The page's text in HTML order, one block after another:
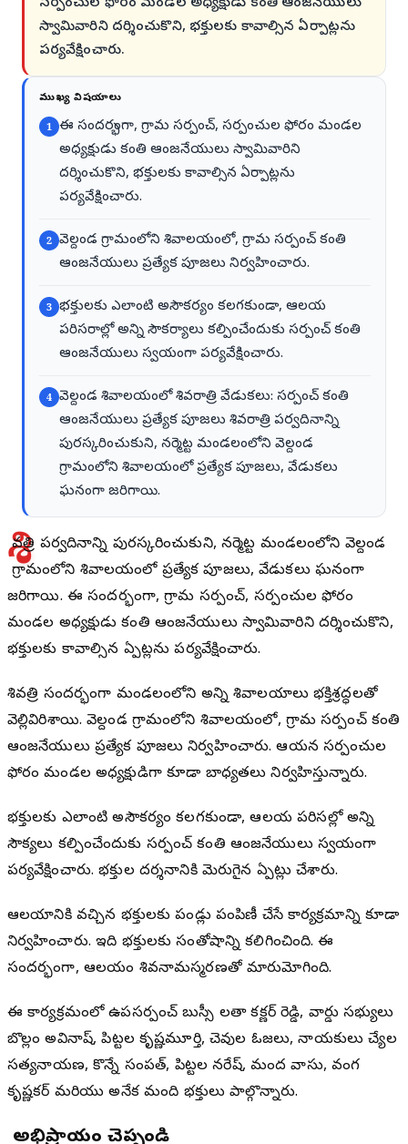
స్వామివారిని దర్శించుకొని, భక్తులకు కావాల్సిన ఏర్పాట్లను
పర్యవేక్షించారు.
ముఖ్య విషయాలు
1 ఈ సందర్భంగా, గ్రామ సర్పంచ్, సర్పంచుల ఫోరం మండల
అధ్యక్షుడు కంతి ఆంజనేయులు స్వామివారిని
దర్శించుకొని, భక్తులకు కావాల్సిన ఏర్పాట్లను
పర్యవేక్షించారు.
2 వెల్దండ గ్రామంలోని శివాలయంలో, గ్రామ సర్పంచ్ కంతి
ఆంజనేయులు ప్రత్యేక పూజలు నిర్వహించారు.
3 భక్తులకు ఎలాంటి అసౌకర్యం కలగకుండా, ఆలయ
పరిసరాల్లో అన్ని సౌకర్యాలు కల్పించేందుకు సర్పంచ్ కంతి
ఆంజనేయులు స్వయంగా పర్యవేక్షించారు.
4 వెల్దండ శివాలయంలో శివరాత్రి వేడుకలు: సర్పంచ్ కంతి
ఆంజనేయులు ప్రత్యేక పూజలు శివరాత్రి పర్వదినాన్ని
పురస్కరించుకుని, నర్మెట్ట మండలంలోని వెల్దండ
గ్రామంలోని శివాలయంలో ప్రత్యేక పూజలు, వేడుకలు
ఘనంగా జరిగాయి.
వరాత్రి పర్వదినాన్ని పురస్కరించుకుని, నర్మెట్ట మండలంలోని వెల్దండ
గ్రామంలోని శివాలయంలో ప్రత్యేక పూజలు, వేడుకలు ఘనంగా
జరిగాయి. ఈ సందర్భంగా, గ్రామ సర్పంచ్, సర్పంచుల ఫోరం
మండల అధ్యక్షుడు కంతి ఆంజనేయులు స్వామివారిని దర్శించుకొని,
భక్తులకు కావాల్సిన ఏర్పాట్లను పర్యవేక్షించారు.
శివరాత్రి సందర్భంగా మండలంలోని అన్ని శివాలయాలు భక్తిశ్రద్ధలతో
వెల్లివిరిశాయి. వెల్దండ గ్రామంలోని శివాలయంలో, గ్రామ సర్పంచ్ కంతి
ఆంజనేయులు ప్రత్యేక పూజలు నిర్వహించారు. ఆయన సర్పంచుల
ఫోరం మండల అధ్యక్షుడిగా కూడా బాధ్యతలు నిర్వహిస్తున్నారు.
భక్తులకు ఎలాంటి అసౌకర్యం కలగకుండా, ఆలయ పరిసరాల్లో అన్ని
సౌకర్యాలు కల్పించేందుకు సర్పంచ్ కంతి ఆంజనేయులు స్వయంగా
పర్యవేక్షించారు. భక్తుల దర్శనానికి మెరుగైన ఏర్పాట్లు చేశారు.
ఆలయానికి వచ్చిన భక్తులకు పండ్లు పంపిణీ చేసే కార్యక్రమాన్ని కూడా
నిర్వహించారు. ఇది భక్తులకు సంతోషాన్ని కలిగించింది. ఈ
సందర్భంగా, ఆలయం శివనామస్మరణతో మారుమోగింది.
ఈ కార్యక్రమంలో ఉపసర్పంచ్ బుస్సీ లతా కర్ణాకర్ రెడ్డి, వార్డు సభ్యులు
బొల్లం అవినాష్, పిట్టల కృష్ణమూర్తి, చెవుల ఓజలు, నాయకులు చేర్యాల
సత్యనారాయణ, కొన్నే సంపత్, పిట్టల నరేష్, మంద వాసు, వంగ
కృష్ణకర్ మరియు అనేక మంది భక్తులు పాల్గొన్నారు.
మీ అభిప్రాయం చెప్పండి